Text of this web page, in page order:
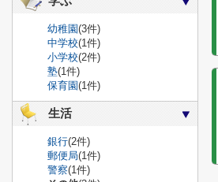
幼稚園(3件)
中学校(1件)
小学校(2件)
塾(1件)
保育園(1件)
生活
銀行(2件)
郵便局(1件)
警察(1件)